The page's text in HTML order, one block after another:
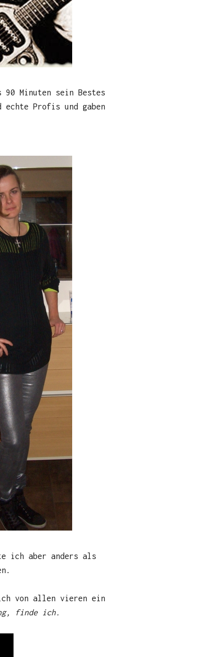
Minuten sein Bestes
Profis und gaben
ich aber anders als
von allen vieren ein
finde ich.